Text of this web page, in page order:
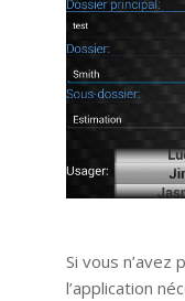
Si vous n’avez
l’application